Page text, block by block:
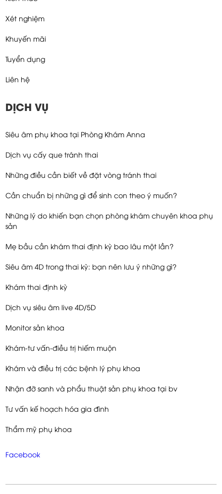
Xét nghiệm
Khuyến mãi
Tuyển dụng
Liên hệ
DỊCH VỤ
Siêu âm phụ khoa tại Phòng Khám Anna
Dịch vụ cấy que tránh thai
Những điều cần biết về đặt vòng tránh thai
Cần chuẩn bị những gì để sinh con theo ý muốn?
Những lý do khiến bạn chọn phòng khám chuyên khoa phụ
sản
Mẹ bầu cần khám thai định kỳ bao lâu một lần?
Siêu âm 4D trong thai kỳ: bạn nên lưu ý những gì?
Khám thai định kỳ
Dịch vụ siêu âm live 4D/5D
Monitor sản khoa
Khám-tư vấn-điều trị hiếm muộn
Khám và điều trị các bệnh lý phụ khoa
Nhận đỡ sanh và phẩu thuật sản phụ khoa tại bv
Tư vấn kế hoạch hóa gia đình
Thẩm mỹ phụ khoa
Facebook